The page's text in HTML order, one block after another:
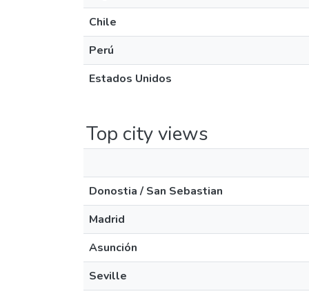
Chile
Perú
Estados Unidos
Top city views
Donostia / San Sebastian
Madrid
Asunción
Seville